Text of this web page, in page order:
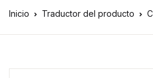
Inicio Traductor del producto